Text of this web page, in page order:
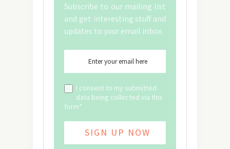
Subscribe to our mailing list
and get interesting stuff and
updates to your email inbox.
I consent to my submitted
data being collected via this
form*